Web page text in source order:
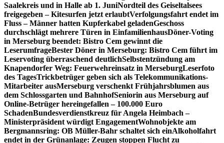
Saalekreis und in Halle ab 1. JuniNordteil des Geiseltalsees
freigegeben – Kitesurfen jetzt erlaubtVerfolgungsfahrt endet im
Fluss – Männer hatten Kupferkabel geladenGeschoss
durchschlägt mehrere Türen in EinfamilienhausDöner-Voting
in Merseburg beendet: Bistro Cem gewinnt die
LeserumfrageBester Döner in Merseburg: Bistro Cem führt im
Leservoting überraschend deutlichSelbstentzündung am
Knapendorfer Weg: Feuerwehreinsatz in MerseburgLeserfoto
des TagesTrickbetrüger geben sich als Telekommunikations-
Mitarbeiter ausMerseburg verschenkt Frühjahrsblumen aus
dem Schlossgarten und BahnhofSeniorin aus Merseburg auf
Online-Betrüger hereingefallen – 100.000 Euro
SchadenBundesverdienstkreuz für Angela Heimbach –
Ministerpräsident würdigt EngagementWohnobjekte am
Bergmannsring: OB Müller-Bahr schaltet sich einAlkoholfahrt
endet in der Grünanlage: Zeugen stoppen Flucht zu